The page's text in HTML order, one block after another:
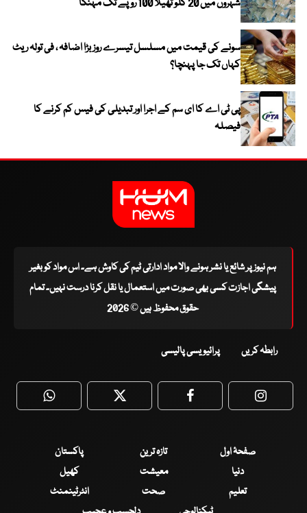
شہروں میں 20 کلو تھیلا 100 روپے تک مہنگا
سونے کی قیمت میں مسلسل تیسرے روز بڑا اضافہ ، فی تولہ ریٹ
کہاں تک جا پہنچا؟
پی ٹی اے کا ای سم کے اجرا اور تبدیلی کی فیس کم کرنے کا
فیصلہ
ہم نیوز پر شائع یا نشر ہونے والا مواد ادارتی ٹیم کی کاوش ہے۔ اس مواد کو بغیر
پیشگی اجازت کسی بھی صورت میں استعمال یا نقل کرنا درست نہیں۔ تمام
حقوق محفوظ ہیں © 2026
رابطہ کریں پرائیویسی پالیسی
WhatsApp Twitter Facebook
صفحۂ اول تازہ ترین
پاکستان
دنیا
معیشت
کھیل
تعلیم
صحت
انٹرٹینمنٹ